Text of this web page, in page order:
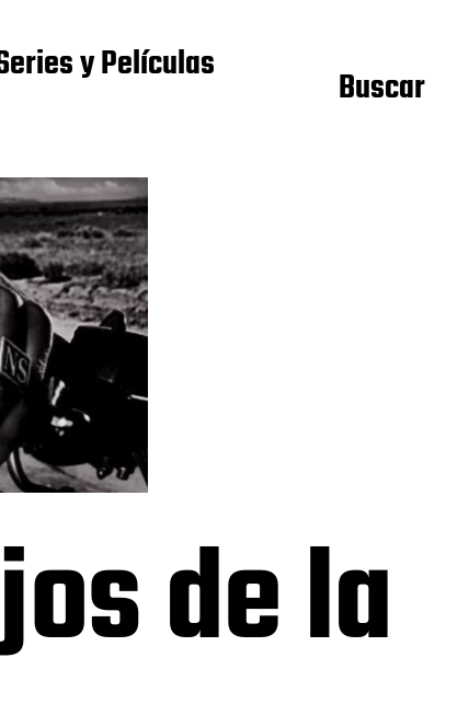
y Películas
Buscar
de la